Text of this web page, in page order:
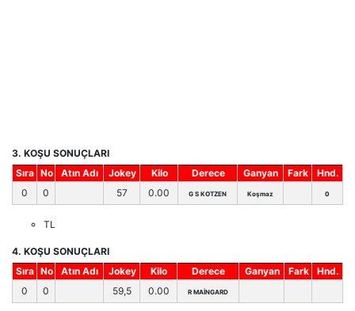
3. KOŞU SONUÇLARI
Sıra No Atın Adı Jokey Kilo Derece Ganyan Fark
Hnd.
0
0 57 0.00 G S KOTZEN Koşmaz 0
TL
4. KOŞU SONUÇLARI
Sıra No Atın Adı Jokey Kilo Derece Ganyan Fark
Hnd.
0
0 59,5 0.00 R MAİNGARD